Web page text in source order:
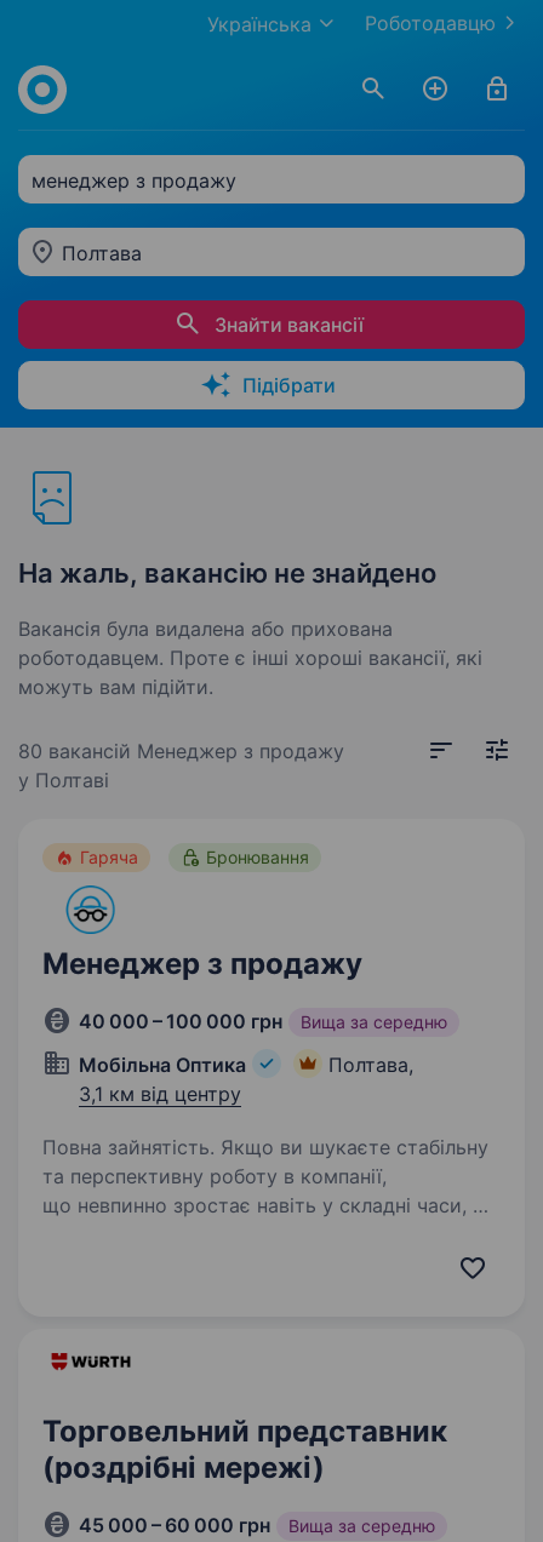
Роботодавцю
Українська
менеджер з продажу
Полтава
Знайти вакансії
Підібрати
На жаль, вакансію не знайдено
Вакансія була видалена або прихована
роботодавцем. Проте є інші хороші вакансії, які
можуть вам підійти.
80 вакансій Менеджер з продажу
у Полтаві
Гаряча Бронювання
Менеджер з продажу
40 000 – 100 000 грн Вища за середню
Мобільна Оптика
Полтава,
3,1 км від центру
Повна зайнятість. Якщо ви шукаєте стабільну
та перспективну роботу в компанії,
що невпинно зростає навіть у складні часи, —
Торговельний представник
(роздрібні мережі)
45 000 – 60 000 грн Вища за середню